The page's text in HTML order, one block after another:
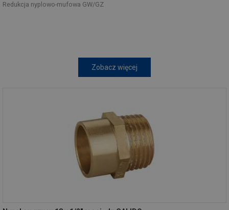
Redukcja nyplowo-mufowa GW/GZ
Zobacz więcej